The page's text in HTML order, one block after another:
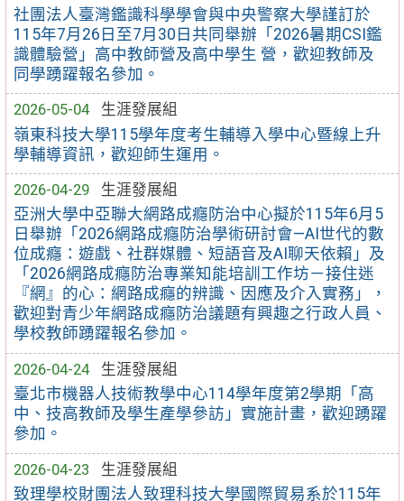
社團法人臺灣鑑識科學學會與中央警察大學謹訂於
115年7月26日至7月30日共同舉辦「2026暑期CSI鑑
識體驗營」高中教師營及高中學生 營，歡迎教師及
同學踴躍報名參加。
2026-05-04
生涯發展組
嶺東科技大學115學年度考生輔導入學中心暨線上升
學輔導資訊，歡迎師生運用。
2026-04-29
生涯發展組
亞洲大學中亞聯大網路成癮防治中心擬於115年6月5
日舉辦「2026網路成癮防治學術研討會—AI世代的數
位成癮：遊戲、社群媒體、短語音及AI聊天依賴」及
「2026網路成癮防治專業知能培訓工作坊－接住迷
『網』的心：網路成癮的辨識、因應及介入實務」，
歡迎對青少年網路成癮防治議題有興趣之行政人員、
學校教師踴躍報名參加。
2026-04-24
生涯發展組
臺北市機器人技術教學中心114學年度第2學期「高
中、技高教師及學生產學參訪」實施計畫，歡迎踴躍
參加。
2026-04-23
生涯發展組
致理學校財團法人致理科技大學國際貿易系於115年